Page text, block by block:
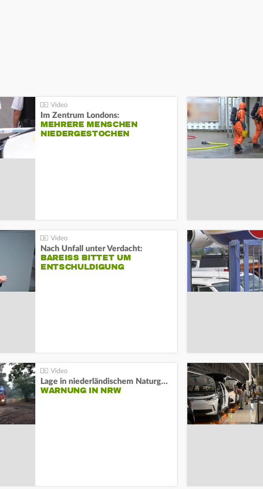
Im Zentrum Londons:
MEHRERE MENSCHEN
NIEDERGESTOCHEN
Nach Unfall unter Verdacht:
BAREISS BITTET UM E
NTSCHULDIGUNG
Lage in niederländischem Naturgebiet stabil
WARNUNG IN NRW